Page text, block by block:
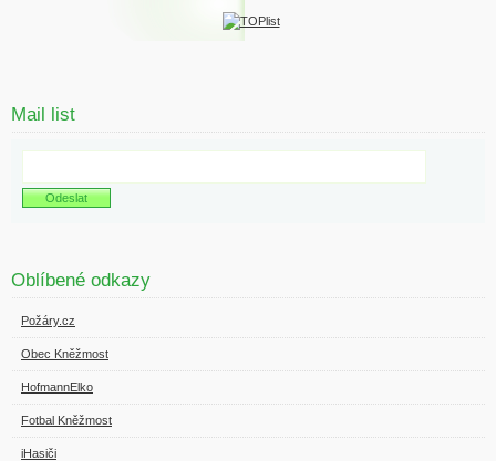
Mail list
Oblíbené odkazy
Požáry.cz
Obec Kněžmost
HofmannElko
Fotbal Kněžmost
iHasiči